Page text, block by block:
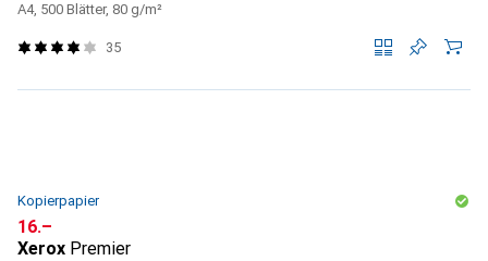
A4, 500 Blätter, 80 g/m²
35
Kopierpapier
CHF
16.–
Xerox Premier